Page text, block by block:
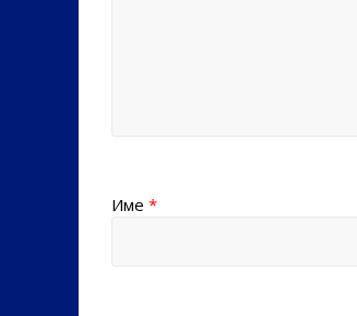
Име *